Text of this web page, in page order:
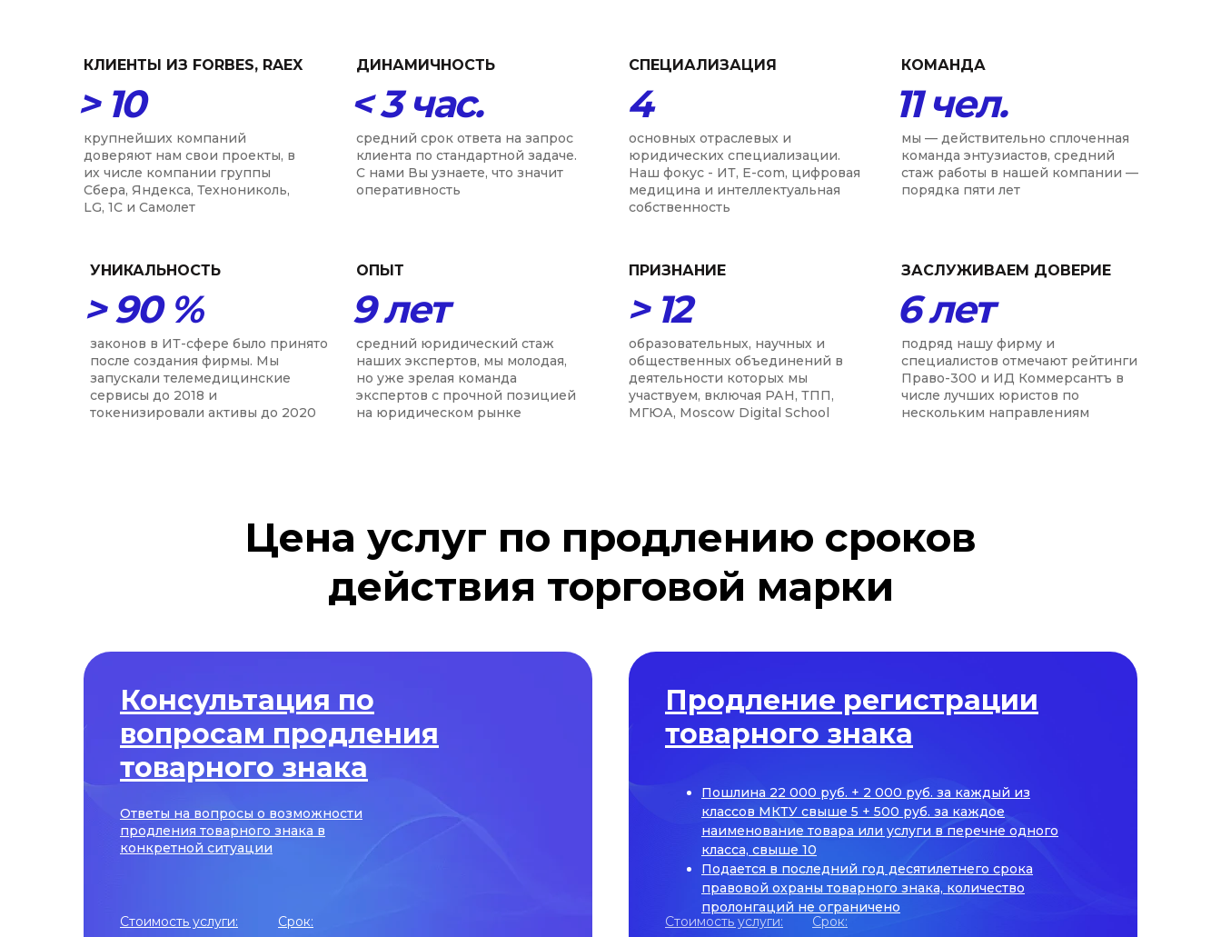
ДИНАМИЧНОСТЬ
< 3 час.
средний срок ответа на запрос
клиента по стандартной задаче.
С нами Вы узнаете, что значит
оперативность
СПЕЦИАЛИЗАЦИЯ
4
основных отраслевых и
юридических специализации.
Наш фокус - ИТ, E-com, цифровая
медицина и интеллектуальная
собственность
КОМАНДА
11 чел.
мы — действительно сплоченная
команда энтузиастов, средний
стаж работы в нашей компании —
порядка пяти лет
УНИКАЛЬНОСТЬ
> 90 %
законов в ИТ-сфере было принято
после создания фирмы. Мы
запускали телемедицинские
сервисы до 2018 и
токенизировали активы до 2020
ЗАСЛУЖИВАЕМ ДОВЕРИЕ
6 лет
подряд нашу фирму и
специалистов отмечают рейтинги
Право-300 и ИД Коммерсантъ в
числе лучших юристов по
нескольким направлениям
ПРИЗНАНИЕ
> 12
образовательных, научных и
общественных объединений в
деятельности которых мы
участвуем, включая РАН, ТПП,
МГЮА, Moscow Digital School
ОПЫТ
9 лет
средний юридический стаж
наших экспертов, мы молодая,
но уже зрелая команда
экспертов с прочной позицией
на юридическом рынке
КЛИЕНТЫ ИЗ FORBES, RAEX
> 10
крупнейших компаний
доверяют нам свои проекты, в
их числе компании группы
Сбера, Яндекса, Технониколь,
LG, 1С и Самолет
Цена услуг по продлению сроков
действия торговой марки
Консультация по
вопросам продления
товарного знака
Ответы на вопросы о возможности
продления товарного знака в
конкретной ситуации
Стоимость услуги: Срок:
Продление регистрации
товарного знака
Пошлина 22 000 руб. + 2 000 руб. за каждый из
классов МКТУ свыше 5 + 500 руб. за каждое
наименование товара или услуги в перечне одного
класса, свыше 10
Подается в последний год десятилетнего срока
правовой охраны товарного знака, количество
пролонгаций не ограничено
Стоимость услуги:
Срок: